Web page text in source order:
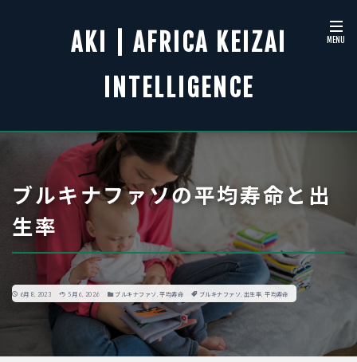
AKI | AFRICA KEIZAI
INTELLIGENCE
ブルキナファソの平均寿命と出
生率
6月 8, 2023 5月 6, 2026 ブルキナファソ ,平均寿命 ブルキナファソ, 出生率,平均寿命